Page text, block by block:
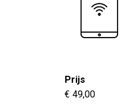
Prijs
€ 49,00